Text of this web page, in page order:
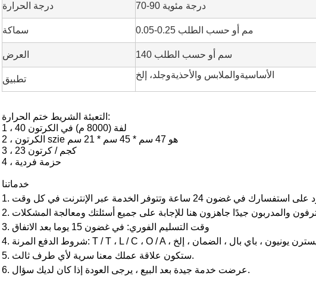
درجة الحرارة 70-90 درجة مئوية
سماكة 0.05-0.25 مم أو حسب الطلب
العرض 140 سم أو حسب الطلب
تطبيق الأساسيةو الملابس والأحذيةوجلد، إلخ
التعبئة الشريط ختم الحرارة:
1 ، 40 لفة (8000 م) في الكرتون
2 ، الكرتون szie هو 47 سم * 45 سم * 21 سم
3 ، 23 كجم / كرتون
4 ، حزمة فردية
خدماتنا
3. وقت التسليم الفوري: في غضون 15 يوما بعد الاتفاق
5. ستكون علاقة عملك معنا سرية لأي طرف ثالث.
6. عرضت خدمة جيدة بعد البيع ، يرجى العودة إذا كان لديك سؤال.